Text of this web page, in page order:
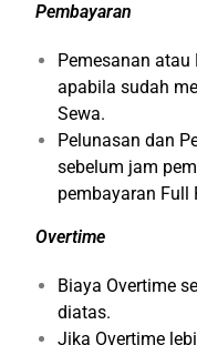
Pembayaran
Pemesanan
apabila sudah
Sewa.
Pelunasan dan
sebelum jam
pembayaran Full
Overtime
Biaya Overtime
diatas.
Jika Overtime